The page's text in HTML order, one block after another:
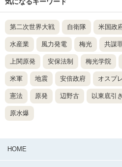
気になるキーワード
第二次世界大戦 自衛隊 米国政
水産業 風力発電 梅光 共謀
上関原発 安保法制 梅光学院
米軍 地震 安倍政府 オスプ
憲法 原発 辺野古 以東底引き
原水爆
HOME